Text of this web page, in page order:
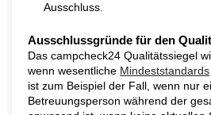
Ausschluss.
Ausschlussgründe für den
Das campcheck24 Qualitätssiegel
wenn wesentliche Mindeststandards
ist zum Beispiel der Fall, wenn nur
Betreuungsperson während der